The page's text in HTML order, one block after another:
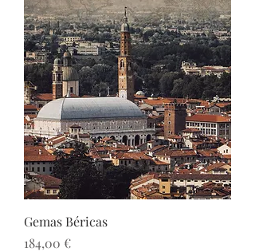
Gemas Béricas
Precio
184,00 €